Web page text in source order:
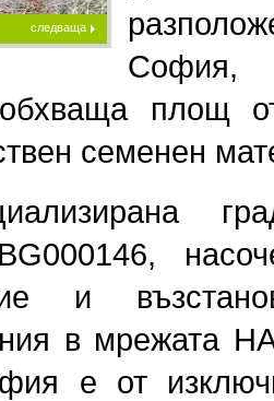
следваща
София,
обхваща площ
семенен
BG000146,
и
в мрежата
е от